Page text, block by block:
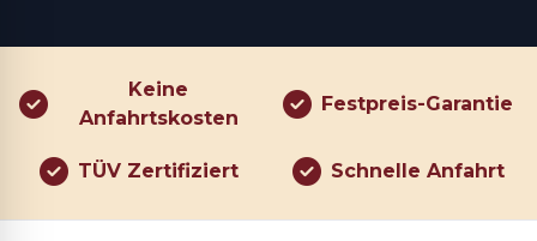
Keine
Anfahrtskosten
Festpreis-Garantie
TÜV Zertifiziert Schnelle Anfahrt